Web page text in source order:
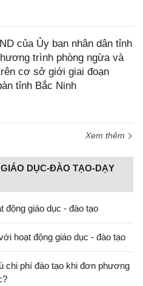
của Ủy ban nhân dân tỉnh
trình phòng ngừa và
cơ sở giới giai đoạn
tỉnh Bắc Ninh
Xem thêm
DỤC-ĐÀO TẠO-DẠY
động giáo dục - đào tạo
hoạt động giáo dục - đào tạo
chi phí đào tạo khi đơn phương